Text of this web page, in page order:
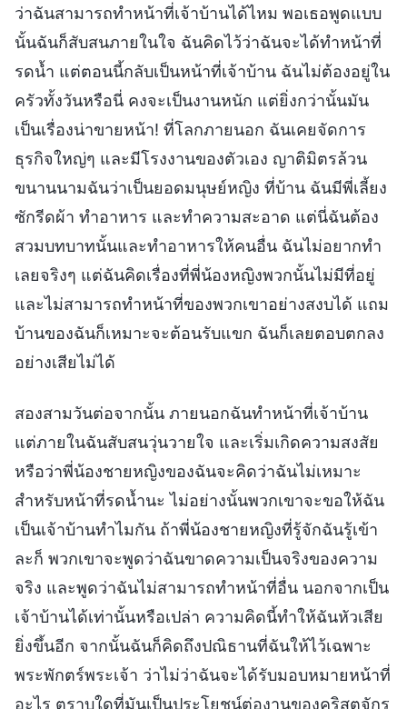
ว่าฉันสามารถทำหน้าที่เจ้าบ้านได้ไหม พอเธอพูดแบบ
นั้นฉันก็สับสนภายในใจ ฉันคิดไว้ว่าฉันจะได้ทำหน้าที่
รดน้ำ แต่ตอนนี้กลับเป็นหน้าที่เจ้าบ้าน ฉันไม่ต้องอยู่ใน
ครัวทั้งวันหรือนี่ คงจะเป็นงานหนัก แต่ยิ่งกว่านั้นมัน
เป็นเรื่องน่าขายหน้า! ที่โลกภายนอก ฉันเคยจัดการ
ธุรกิจใหญ่ๆ และมีโรงงานของตัวเอง ญาติมิตรล้วน
ขนานนามฉันว่าเป็นยอดมนุษย์หญิง ที่บ้าน ฉันมีพี่เลี้ยง
ซักรีดผ้า ทำอาหาร และทำความสะอาด แต่นี่ฉันต้อง
สวมบทบาทนั้นและทำอาหารให้คนอื่น ฉันไม่อยากทำ
เลยจริงๆ แต่ฉันคิดเรื่องที่พี่น้องหญิงพวกนั้นไม่มีที่อยู่
และไม่สามารถทำหน้าที่ของพวกเขาอย่างสงบได้ แถม
บ้านของฉันก็เหมาะจะต้อนรับแขก ฉันก็เลยตอบตกลง
อย่างเสียไม่ได้
สองสามวันต่อจากนั้น ภายนอกฉันทำหน้าที่เจ้าบ้าน
แต่ภายในฉันสับสนวุ่นวายใจ และเริ่มเกิดความสงสัย
หรือว่าพี่น้องชายหญิงของฉันจะคิดว่าฉันไม่เหมาะ
สำหรับหน้าที่รดน้ำนะ ไม่อย่างนั้นพวกเขาจะขอให้ฉัน
เป็นเจ้าบ้านทำไมกัน ถ้าพี่น้องชายหญิงที่รู้จักฉันรู้เข้า
ละก็ พวกเขาจะพูดว่าฉันขาดความเป็นจริงของความ
จริง และพูดว่าฉันไม่สามารถทำหน้าที่อื่น นอกจากเป็น
เจ้าบ้านได้เท่านั้นหรือเปล่า ความคิดนี้ทำให้ฉันหัวเสีย
ยิ่งขึ้นอีก จากนั้นฉันก็คิดถึงปณิธานที่ฉันให้ไว้เฉพาะ
พระพักตร์พระเจ้า ว่าไม่ว่าฉันจะได้รับมอบหมายหน้าที่
อะไร ตราบใดที่มันเป็นประโยชน์ต่องานของคริสตจักร